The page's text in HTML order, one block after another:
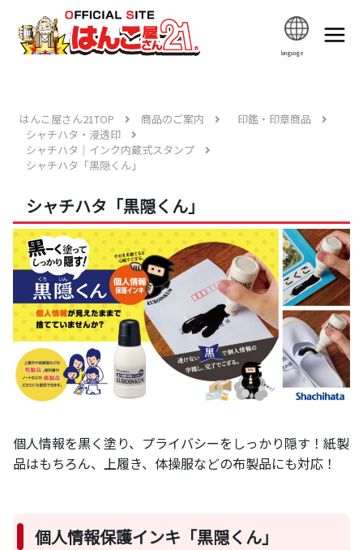
language
はんこ屋さん21TOP 商品のご案内
印鑑・印章商品
シャチハタ・浸透印
シャチハタ｜インク内蔵式スタンプ
シャチハタ「黒隠くん」
シャチハタ「黒隠くん」
個人情報を黒く塗り、プライバシーをしっかり隠す！ 紙製
品はもちろん、上履き、体操服などの布製品にも対応！
個人情報保護インキ「黒隠くん」